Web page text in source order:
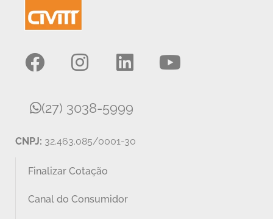
(27) 3038-5999
CNPJ: 32.463.085/0001-30
Finalizar Cotação
Canal do Consumidor